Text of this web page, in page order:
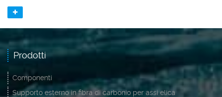
Prodotti
Componenti
Supporto esterno in fibra di carbonio per assi elica